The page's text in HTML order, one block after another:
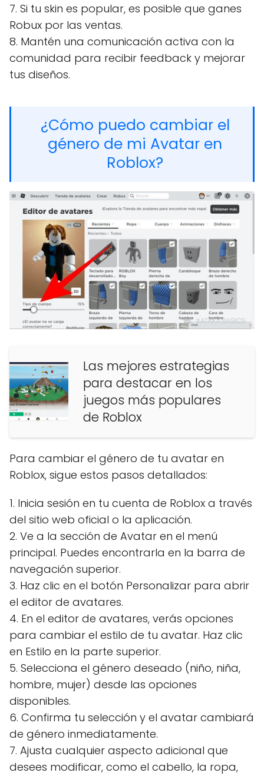
7. Si tu skin es popular, es posible que ganes
Robux por las ventas.
8. Mantén una comunicación activa con la
comunidad para recibir feedback y mejorar
tus diseños.
¿Cómo puedo cambiar el
género de mi Avatar en
Roblox?
Las mejores estrategias
para destacar en los
juegos más populares
de Roblox
Para cambiar el género de tu avatar en
Roblox, sigue estos pasos detallados:
1. Inicia sesión en tu cuenta de Roblox a través
del sitio web oficial o la aplicación.
2. Ve a la sección de Avatar en el menú
principal. Puedes encontrarla en la barra de
navegación superior.
3. Haz clic en el botón Personalizar para abrir
el editor de avatares.
4. En el editor de avatares, verás opciones
para cambiar el estilo de tu avatar. Haz clic
en Estilo en la parte superior.
5. Selecciona el género deseado (niño, niña,
hombre, mujer) desde las opciones
disponibles.
6. Confirma tu selección y el avatar cambiará
de género inmediatamente.
7. Ajusta cualquier aspecto adicional que
desees modificar, como el cabello, la ropa,